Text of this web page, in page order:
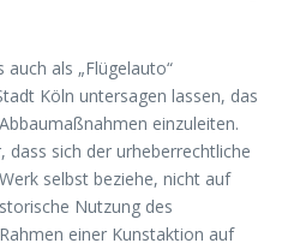
als „Flügelauto“
Köln untersagen lassen, das
einzuleiten.
sich der urheberrechtliche
selbst beziehe, nicht auf
Nutzung des
einer Kunstaktion auf